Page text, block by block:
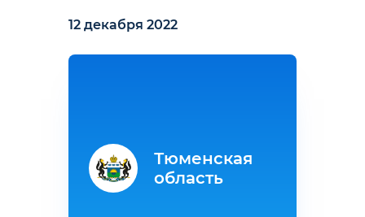
12 декабря 2022
Тюменская
область